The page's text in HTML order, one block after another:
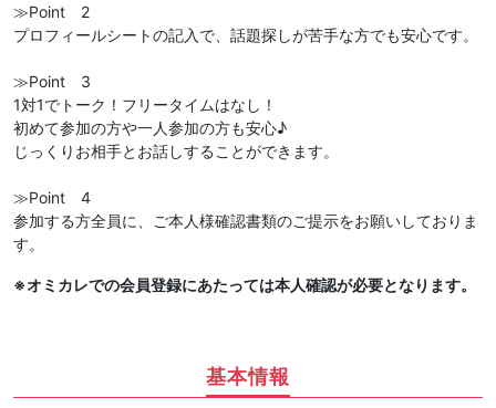
≫Point 2
プロフィールシートの記入で、話題探しが苦手な方でも安心です。
≫Point 3
1対1でトーク！フリータイムはなし！
初めて参加の方や一人参加の方も安心♪
じっくりお相手とお話しすることができます。
≫Point 4
参加する方全員に、ご本人様確認書類のご提示をお願いしておりま
す。
※オミカレでの会員登録にあたっては本人確認が必要となります。
基本情報